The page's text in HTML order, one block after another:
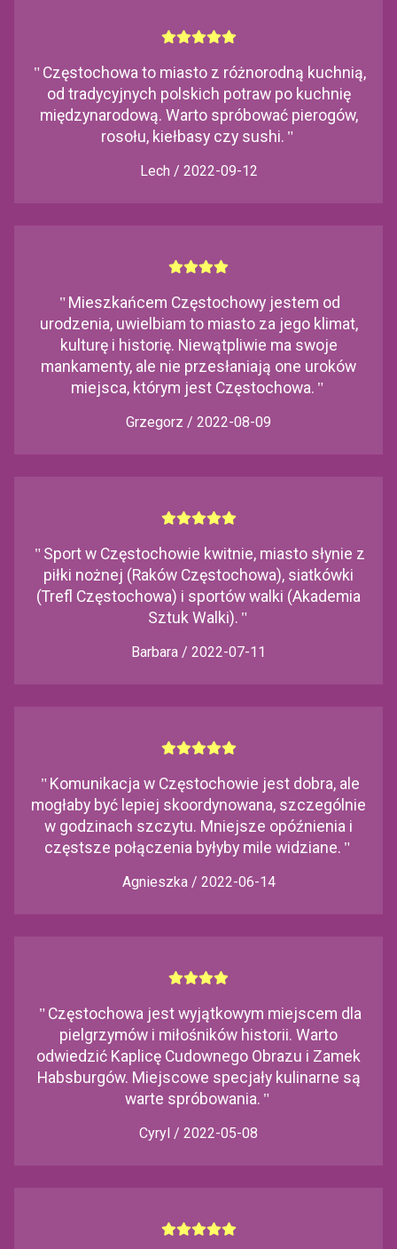
" Częstochowa to miasto z różnorodną kuchnią,
od tradycyjnych polskich potraw po kuchnię
międzynarodową. Warto spróbować pierogów,
rosołu, kiełbasy czy sushi. "
Lech / 2022-09-12
" Mieszkańcem Częstochowy jestem od
urodzenia, uwielbiam to miasto za jego klimat,
kulturę i historię. Niewątpliwie ma swoje
mankamenty, ale nie przesłaniają one uroków
miejsca, którym jest Częstochowa. "
Grzegorz / 2022-08-09
" Sport w Częstochowie kwitnie, miasto słynie z
piłki nożnej (Raków Częstochowa), siatkówki
(Trefl Częstochowa) i sportów walki (Akademia
Sztuk Walki). "
Barbara / 2022-07-11
" Komunikacja w Częstochowie jest dobra, ale
mogłaby być lepiej skoordynowana, szczególnie
w godzinach szczytu. Mniejsze opóźnienia i
częstsze połączenia byłyby mile widziane. "
Agnieszka / 2022-06-14
" Częstochowa jest wyjątkowym miejscem dla
pielgrzymów i miłośników historii. Warto
odwiedzić Kaplicę Cudownego Obrazu i Zamek
Habsburgów. Miejscowe specjały kulinarne są
warte spróbowania. "
Cyryl / 2022-05-08